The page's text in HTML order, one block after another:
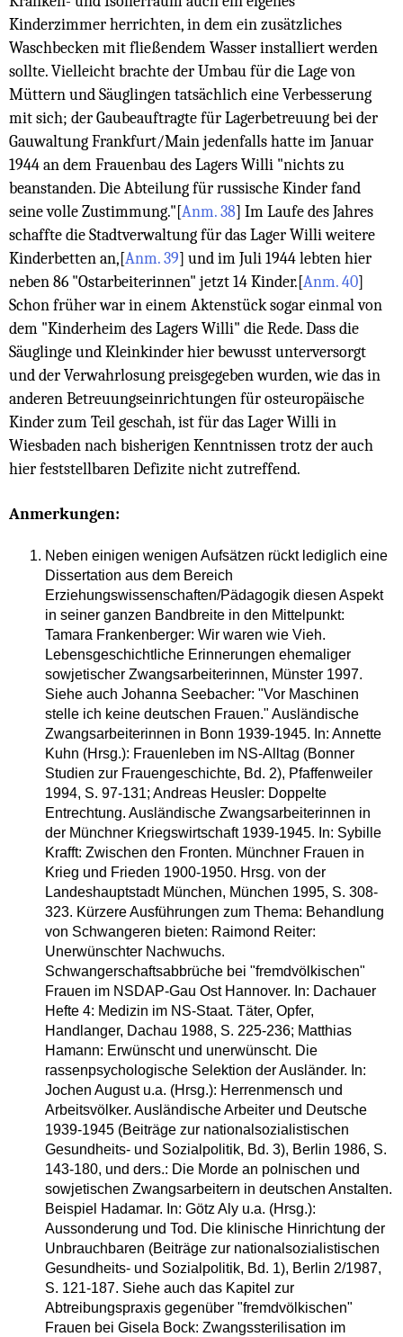
Kinderzimmer herrichten, in dem ein zusätzliches
Waschbecken mit fließendem Wasser installiert werden
sollte. Vielleicht brachte der Umbau für die Lage von
Müttern und Säuglingen tatsächlich eine Verbesserung
mit sich; der Gaubeauftragte für Lagerbetreuung bei der
Gauwaltung Frankfurt/Main jedenfalls hatte im Januar
1944 an dem Frauenbau des Lagers Willi "nichts zu
beanstanden. Die Abteilung für russische Kinder fand
seine volle Zustimmung." [Anm. 38] Im Laufe des Jahres
schaffte die Stadtverwaltung für das Lager Willi weitere
Kinderbetten an, [Anm. 39] und im Juli 1944 lebten hier
neben 86 "Ostarbeiterinnen" jetzt 14 Kinder. [Anm. 40]
Schon früher war in einem Aktenstück sogar einmal von
dem "Kinderheim des Lagers Willi" die Rede. Dass die
Säuglinge und Kleinkinder hier bewusst unterversorgt
und der Verwahrlosung preisgegeben wurden, wie das in
anderen Betreuungseinrichtungen für osteuropäische
Kinder zum Teil geschah, ist für das Lager Willi in
Wiesbaden nach bisherigen Kenntnissen trotz der auch
hier feststellbaren Defizite nicht zutreffend.
Anmerkungen:
Neben einigen wenigen Aufsätzen rückt lediglich eine
Dissertation aus dem Bereich
Erziehungswissenschaften/Pädagogik diesen Aspekt
in seiner ganzen Bandbreite in den Mittelpunkt:
Tamara Frankenberger: Wir waren wie Vieh.
Lebensgeschichtliche Erinnerungen ehemaliger
sowjetischer Zwangsarbeiterinnen, Münster 1997.
Siehe auch Johanna Seebacher: "Vor Maschinen
stelle ich keine deutschen Frauen." Ausländische
Zwangsarbeiterinnen in Bonn 1939-1945. In: Annette
Kuhn (Hrsg.): Frauenleben im NS-Alltag (Bonner
Studien zur Frauengeschichte, Bd. 2), Pfaffenweiler
1994, S. 97-131; Andreas Heusler: Doppelte
Entrechtung. Ausländische Zwangsarbeiterinnen in
der Münchner Kriegswirtschaft 1939-1945. In: Sybille
Krafft: Zwischen den Fronten. Münchner Frauen in
Krieg und Frieden 1900-1950. Hrsg. von der
Landeshauptstadt München, München 1995, S. 308-
323. Kürzere Ausführungen zum Thema: Behandlung
von Schwangeren bieten: Raimond Reiter:
Unerwünschter Nachwuchs.
Schwangerschaftsabbrüche bei "fremdvölkischen"
Frauen im NSDAP-Gau Ost Hannover. In: Dachauer
Hefte 4: Medizin im NS-Staat. Täter, Opfer,
Handlanger, Dachau 1988, S. 225-236; Matthias
Hamann: Erwünscht und unerwünscht. Die
rassenpsychologische Selektion der Ausländer. In:
Jochen August u.a. (Hrsg.): Herrenmensch und
Arbeitsvölker. Ausländische Arbeiter und Deutsche
1939-1945 (Beiträge zur nationalsozialistischen
Gesundheits- und Sozialpolitik, Bd. 3), Berlin 1986, S.
143-180, und ders.: Die Morde an polnischen und
sowjetischen Zwangsarbeitern in deutschen Anstalten.
Beispiel Hadamar. In: Götz Aly u.a. (Hrsg.):
Aussonderung und Tod. Die klinische Hinrichtung der
Unbrauchbaren (Beiträge zur nationalsozialistischen
Gesundheits- und Sozialpolitik, Bd. 1), Berlin 2/1987,
S. 121-187. Siehe auch das Kapitel zur
Abtreibungspraxis gegenüber "fremdvölkischen"
Frauen bei Gisela Bock: Zwangssterilisation im